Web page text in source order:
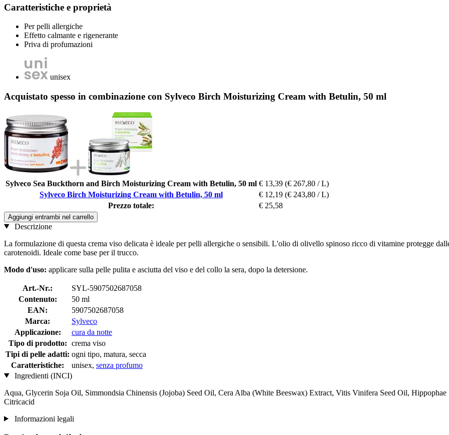
Caratteristiche e proprietà
Per pelli allergiche
Effetto calmante e rigenerante
Priva di profumazioni
unisex
Acquistato spesso in combinazione con Sylveco Birch Moisturizing Cream with Betulin, 50 ml
Sylveco Sea Buckthorn and Birch Moisturizing Cream with Betulin, 50 ml € 13,39 (€ 267,80 / L)
Sylveco Birch Moisturizing Cream with Betulin, 50 ml
€ 12,19 (€ 243,80 / L)
Prezzo totale:
€ 25,58
Aggiungi entrambi nel carrello
Descrizione
La formulazione di questa crema viso delicata è ideale per pelli allergiche o sensibili. L'olio di olivello spinoso ricco di vitamine protegge
carotenoidi. Ideale come base per il trucco.
Modo d'uso: applicare sulla pelle pulita e asciutta del viso e del collo la sera, dopo la detersione.
Art.-Nr.:
SYL-5907502687058
Contenuto:
50 ml
EAN:
5907502687058
Marca:
Sylveco
Applicazione:
cura da notte
Tipo di prodotto: crema viso
Tipi di pelle adatti: ogni tipo, matura, secca
Caratteristiche:
unisex, senza profumo
Ingredienti (INCI)
Aqua, Glycerin Soja Oil, Simmondsia Chinensis (Jojoba) Seed Oil, Cera Alba (White Beeswax) Extract, Vitis Vinifera Seed Oil,
Citricacid
Informazioni legali